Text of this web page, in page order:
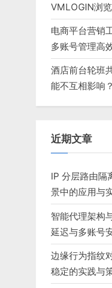
VMLOGIN浏
电商平台营销
多账号管理高
酒店前台轮班
能不互相影响？
近期文章
IP 分层路由隔
景中的应用与
智能代理架构
延迟与多账号
边缘行为指纹
稳定的实践与